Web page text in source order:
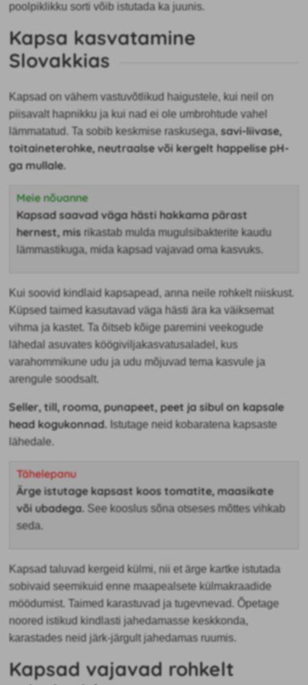
poolpiklikku sorti võib istutada ka juunis.
Kapsa kasvatamine
Slovakkias
Kapsad on vähem vastuvõtlikud haigustele, kui neil on
piisavalt hapnikku ja kui nad ei ole umbrohtude vahel
lämmatatud. Ta sobib keskmise raskusega,savi-liivase,
toitaineterohke, neutraalse või kergelt happelise pH-
ga mullale.
Meie nõuanne
Kapsad saavad väga hästi hakkama pärast
hernest, misrikastab mulda mugulsibakterite kaudu
lämmastikuga, mida kapsad vajavad oma kasvuks.
Kui soovid kindlaid kapsapead, anna neilerohkelt niiskust.
Küpsed taimed kasutavad väga hästi ära ka väiksemat
vihma ja kastet. Ta õitseb kõige paremini veekogude
lähedal asuvates köögiviljakasvatusaladel, kus
varahommikune udu ja udu mõjuvad tema kasvule ja
arengule soodsalt.
Seller, till, rooma, punapeet, peet ja sibul on kapsale
head kogukonnad. Istutage neid kobaratena kapsaste
lähedale.
Tähelepanu
Ärge istutage kapsast koos tomatite, maasikate
või ubadega.See kooslus sõna otseses mõttes vihkab
seda.
Kapsad taluvad kergeid külmi, nii et ärge kartke istutada
sobivaid seemikuid enne maapealsete külmakraadide
möödumist. Taimed karastuvad ja tugevnevad. Õpetage
noored istikud kindlasti jahedamasse keskkonda,
karastades neid järk-järgult jahedamas ruumis.
Kapsad vajavad rohkelt